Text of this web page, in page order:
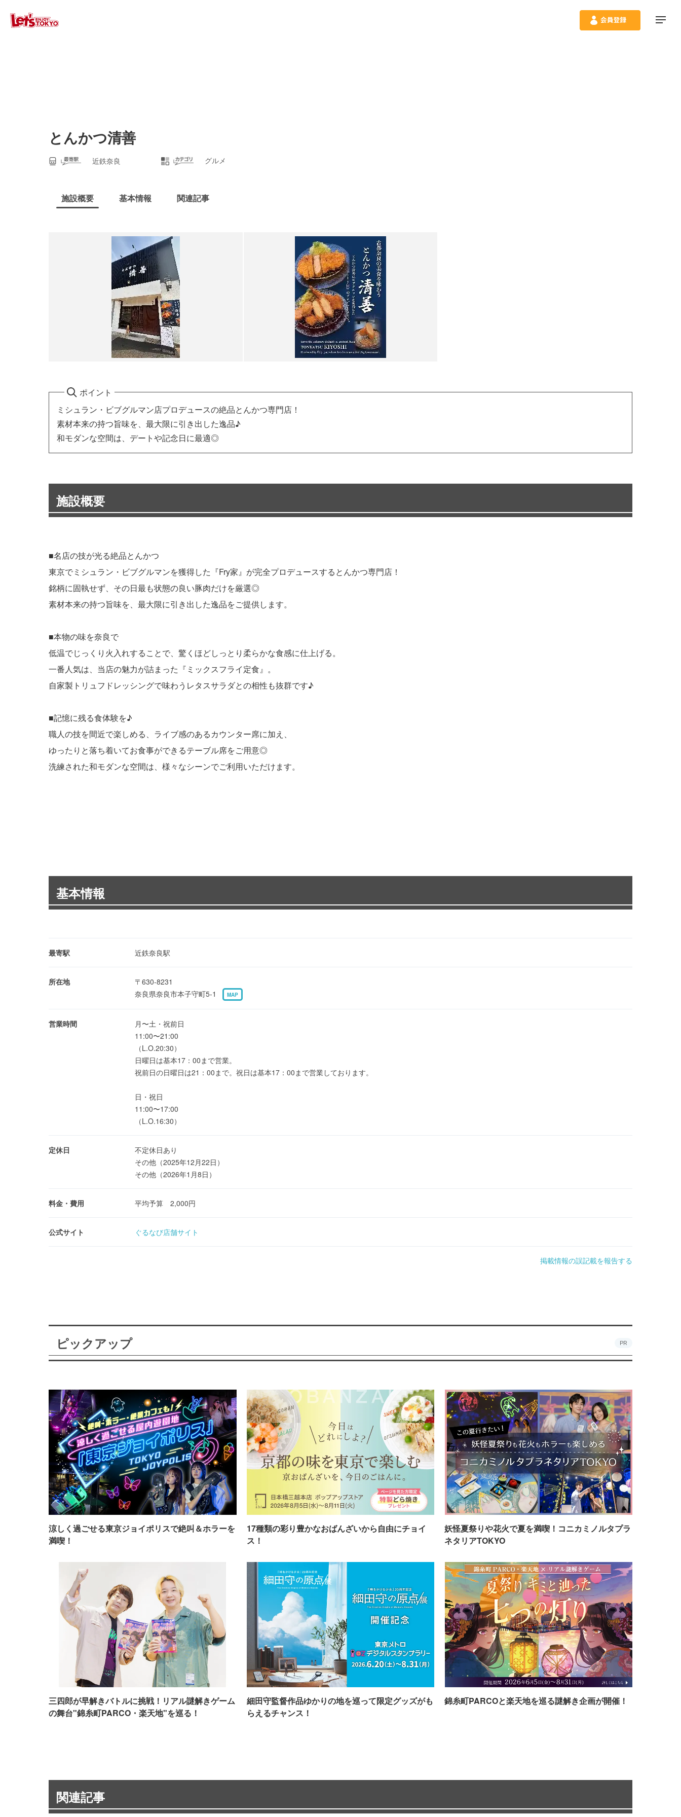
とんかつ清善
近鉄奈良 グルメ
施設概要 基本情報 関連記事
ポイント
ミシュラン・ビブグルマン店プロデュースの絶品とんかつ専門店！
素材本来の持つ旨味を、最大限に引き出した逸品♪
和モダンな空間は、デートや記念日に最適◎
施設概要
■名店の技が光る絶品とんかつ
東京でミシュラン・ビブグルマンを獲得した『Fry家』が完全プロデュースするとんかつ専門店！
銘柄に固執せず、その日最も状態の良い豚肉だけを厳選◎
素材本来の持つ旨味を、最大限に引き出した逸品をご提供します。
■本物の味を奈良で
低温でじっくり火入れすることで、驚くほどしっとり柔らかな食感に仕上げる。
一番人気は、当店の魅力が詰まった『ミックスフライ定食』。
自家製トリュフドレッシングで味わうレタスサラダとの相性も抜群です♪
■記憶に残る食体験を♪
職人の技を間近で楽しめる、ライブ感のあるカウンター席に加え、
ゆったりと落ち着いてお食事ができるテーブル席をご用意◎
洗練された和モダンな空間は、様々なシーンでご利用いただけます。
基本情報
最寄駅 近鉄奈良駅
所在地
〒630-8231
奈良県奈良市本子守町5-1
MAP
営業時間
月〜土・祝前日
11:00〜21:00
（L.O.20:30）
日曜日は基本17：00まで営業。
祝前日の日曜日は21：00まで。祝日は基本17：00まで営業しております。
日・祝日
11:00〜17:00
（L.O.16:30）
定休日
不定休日あり
その他（2025年12月22日）
その他（2026年1月8日）
料金・費用 平均予算 2,000円
公式サイト ぐるなび店舗サイト
掲載情報の誤記載を報告する
ピックアップ PR
涼しく過ごせる東京ジョイポリスで絶叫＆ホラーを
満喫！
17種類の彩り豊かなおばんざいから自由にチョイ
ス！
妖怪夏祭りや花火で夏を満喫！コニカミノルタプラ
ネタリアTOKYO
三四郎が早解きバトルに挑戦！リアル謎解きゲーム
の舞台"錦糸町PARCO・楽天地"を巡る！
細田守監督作品ゆかりの地を巡って限定グッズがも
らえるチャンス！
錦糸町PARCOと楽天地を巡る謎解き企画が開催！
関連記事